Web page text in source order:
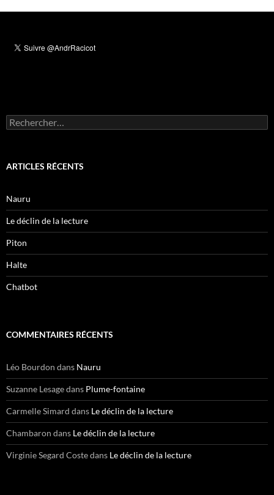
Rechercher :
ARTICLES RÉCENTS
Nauru
Le déclin de la lecture
Piton
Halte
Chatbot
COMMENTAIRES RÉCENTS
Léo Bourdon dans Nauru
Suzanne Lesagedans Plume-fontaine
Carmelle Simard dans Le déclin de la lecture
Chambaron dans Le déclin de la lecture
Virginie Segard Costedans Le déclin de la lecture